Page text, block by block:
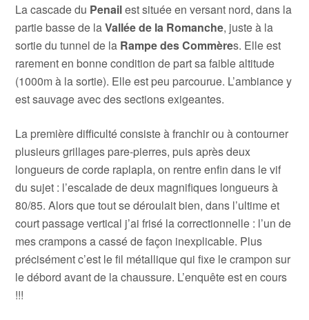
La cascade du Penailest située en versant nord, dans la
partie basse de laVallée de la Romanche, juste à la
sortie du tunnel de la Rampe des Commères. Elle est
rarement en bonne condition de part sa faible altitude
(1000m à la sortie). Elle est peu parcourue. L’ambiance y
est sauvage avec des sections exigeantes.
La première difficulté consiste à franchir ou à contourner
plusieurs grillages pare-pierres, puis après deux
longueurs de corde raplapla, on rentre enfin dans le vif
du sujet : l’escalade de deux magnifiques longueurs à
80/85. Alors que tout se déroulait bien, dans l’ultime et
court passage vertical j’ai frisé la correctionnelle : l’un de
mes crampons a cassé de façon inexplicable. Plus
précisément c’est le fil métallique qui fixe le crampon sur
le débord avant de la chaussure. L’enquête est en cours
!!!